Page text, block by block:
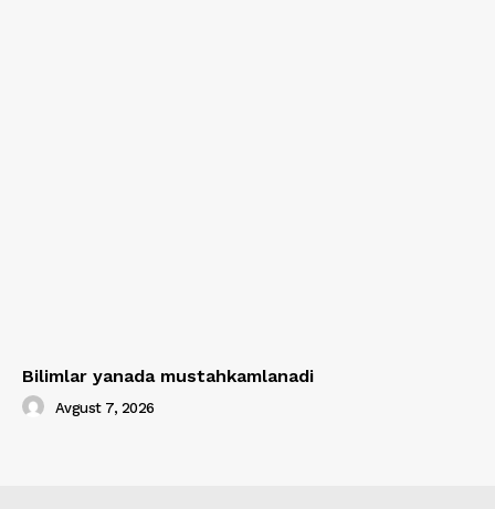
Bilimlar yanada mustahkamlanadi
Avgust 7, 2026